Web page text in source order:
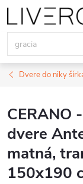
Prejsť
na
obsah
Dvere do niky
CERANO
dvere
matná,
150x190